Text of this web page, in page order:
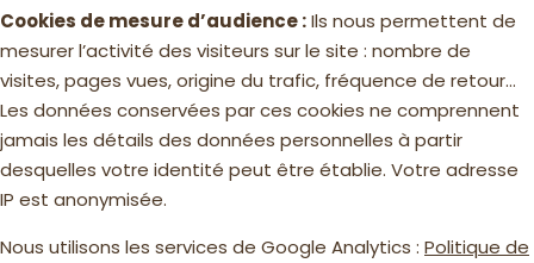
Cookies de mesure d’audience :Ils nous permettent de
mesurer l’activité des visiteurs sur le site : nombre de
visites, pages vues, origine du trafic, fréquence de retour…
Les données conservées par ces cookies ne comprennent
jamais les détails des données personnelles à partir
desquelles votre identité peut être établie. Votre adresse
IP est anonymisée.
Nous utilisons les services de Google Analytics : Politique de